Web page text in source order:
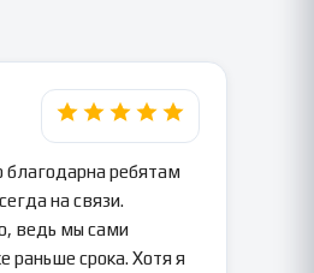
ребятам
на связи.
ведь мы сами
раньше срока. Хотя я